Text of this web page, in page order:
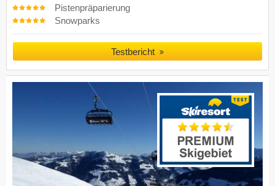
Pistenpräparierung
Snowparks
Testbericht